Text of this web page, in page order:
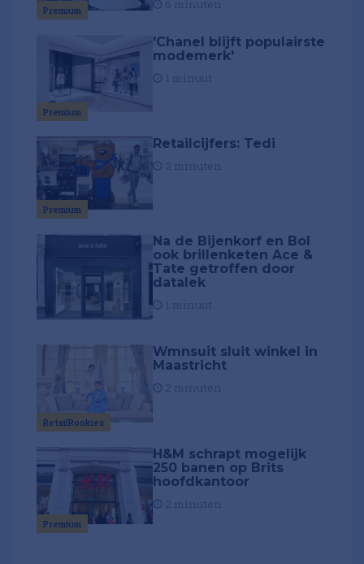
Premium
Premium
'Chanel blijft populairste
modemerk'
Premium
Retailcijfers: Tedi
Na de Bijenkorf en Bol
ook brillenketen Ace &
Tate getroffen door
datalek
RetailRookies
Wmnsuit sluit winkel in
Maastricht
Premium
H&M schrapt mogelijk
250 banen op Brits
hoofdkantoor